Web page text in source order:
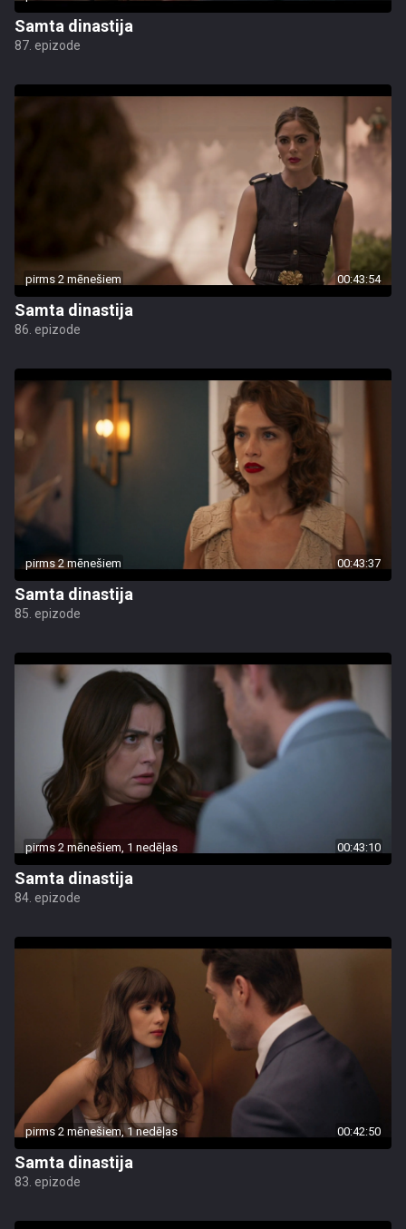
Samta dinastija
87. epizode
pirms 2 mēnešiem 00:43:54
Samta dinastija
86. epizode
pirms 2 mēnešiem 00:43:37
Samta dinastija
85. epizode
pirms 2 mēnešiem, 1 nedēļas 00:43:10
Samta dinastija
84. epizode
pirms 2 mēnešiem, 1 nedēļas 00:42:50
Samta dinastija
83. epizode